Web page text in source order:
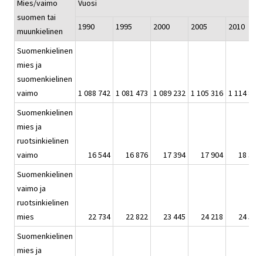
Mies/vaimo
suomen tai
muunkielinen
Vuosi
1990 1995 2000 2005 2010
Suomenkielinen
mies ja
suomenkielinen
vaimo
1 088 742 1 081 473 1 089 232 1 105 316 1 114 828
Suomenkielinen
mies ja
ruotsinkielinen
vaimo
16 544 16 876 17 394 17 904
18 337
Suomenkielinen
vaimo ja
ruotsinkielinen
mies
22 734 22 822 23 445 24 218
24 552
Suomenkielinen
mies ja